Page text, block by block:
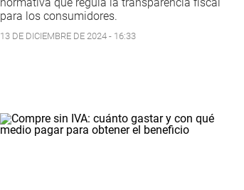
para los consumidores.
13 DE DICIEMBRE DE 2024 - 16:33